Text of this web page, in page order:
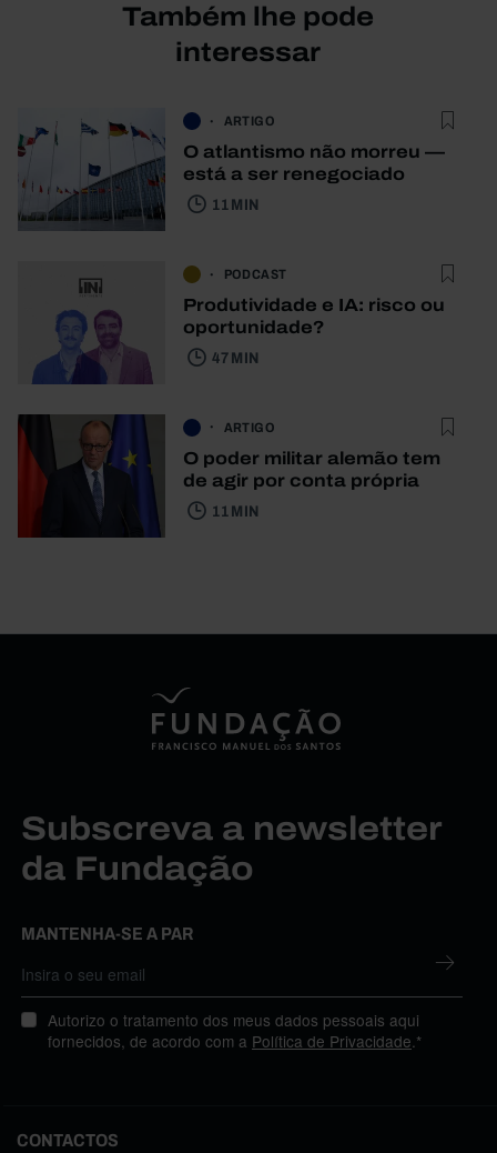
Também lhe pode
interessar
ARTIGO
O atlantismo não morreu —
está a ser renegociado
11 MIN
PODCAST
Produtividade e IA: risco ou
oportunidade?
47 MIN
ARTIGO
O poder militar alemão tem
de agir por conta própria
11 MIN
Subscreva a newsletter
da Fundação
MANTENHA-SE A PAR
Autorizo o tratamento dos meus dados pessoais aqui
fornecidos, de acordo com a Política de Privacidade .*
CONTACTOS